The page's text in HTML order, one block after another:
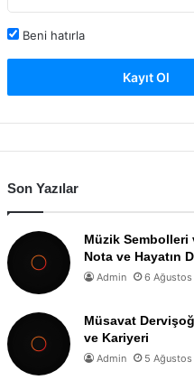
Beni hatırla
Kayıt Ol
Son Yazılar
Müzik Sembolleri
Nota ve Hayatın
Admin 6
Müsavat
ve Kariyeri
Admin 5